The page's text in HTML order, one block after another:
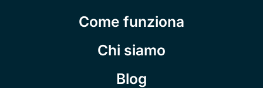
Come funziona
Chi siamo
Blog